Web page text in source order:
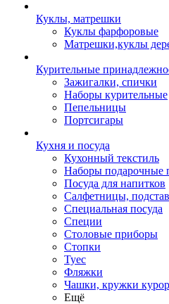
Куклы, матрешки
Куклы фарфоровые
Матрешки,куклы
Курительные
Зажигалки, спички
Наборы курительные
Пепельницы
Портсигары
Кухня и посуда
Кухонный текстиль
Наборы подарочные
Посуда для напитков
Салфетницы,
Специальная посуда
Специи
Столовые приборы
Стопки
Туес
Фляжки
Чашки, кружки
Ещё